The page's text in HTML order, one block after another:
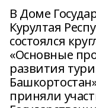
В Доме
Курултая
состоялся
«Основные
развития
приняли